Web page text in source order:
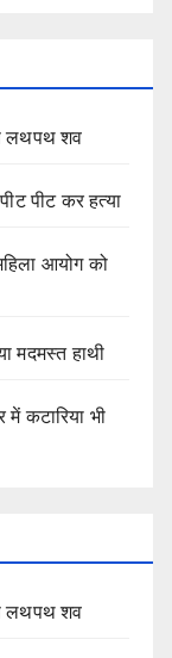
लथपथ शव
पीट कर हत्या
आयोग को
मदमस्त हाथी
कटारिया भी
लथपथ शव